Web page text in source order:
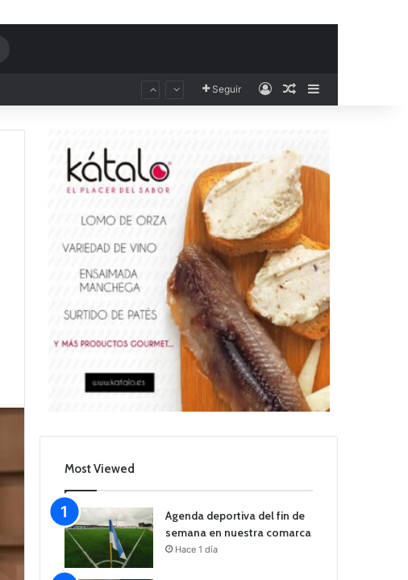
Seguir AccesoPublicación al
Most Viewed
Agenda deportiva del fin de
semana en nuestra comarca
Hace 1 día